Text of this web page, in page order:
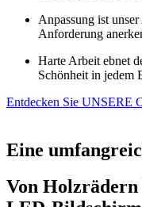
Anpassung ist
Anforderung
Harte Arbeit ebnet
Schönheit in jedem
Entdecken Sie
Eine
Von